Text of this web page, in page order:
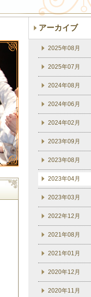
アーカイブ
2025年08月
2025年07月
2024年08月
2024年06月
2024年02月
2023年09月
2023年08月
2023年04月
2023年03月
2022年12月
2021年08月
2021年01月
2020年12月
2020年11月